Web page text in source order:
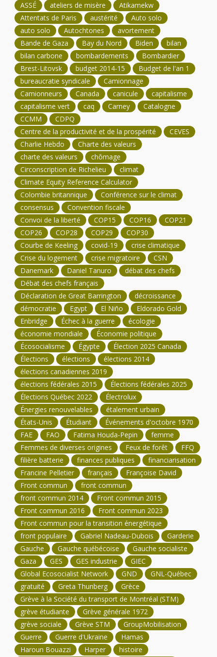
ASSÉ ateliers de misère
Atikamekw
Attentats de Paris
austérité
Auto solo
auto solo
Autochtones
avortement
Bande de Gaza
Bay du Nord Biden
bilan
bilan carbone
bombardements
Bombardier
Brest-Litovsk
budget 2014-15
Budget de l'an 1
bureaucratie syndicale
Camionnage
Camionneurs
Canada canicule
capitalisme
capitalisme vert
caq Carney
Catalogne
CCMM
CDPQ
Centre de la productivité et de la prospérité
CEVES
Charlie Hebdo
Charte des valeurs
charte des valeurs
chômage
Circonscription de Richelieu
climat
Climate Equity Reference Calculator
Colombie britannique
Conférence sur le climat
consensus
Convention fiscale
Convoi de la liberté
COP15 COP16
COP21
COP26
COP28 COP29
COP30
Courbe de Keeling
covid-19
crise climatique
Crise du logement
crise migratoire
CSN
Danemark
Daniel Tanuro
débat des chefs
Débat des chefs français
Déclaration de Great Barrington
décroissance
démocratie
Egypt El Niño
Eldorado Gold
Enbridge
Échec à la guerre
écologie
économie mondiale
Économie politique
Écosocialisme
Égypte
Élection 2025 Canada
Élections
élections
élections 2014
élections canadiennes 2019
élections fédérales 2015
Élections fédérales 2025
Élections Québec 2022
Électrolux
Énergies renouvelables
étalement urbain
États-Unis
Étudiant
Événements d'octobre 1970
FAE
FAO Fatima Houda-Pepin
femme
Femmes de diverses origines
Feux de forêt
FFQ
filière batterie
finances publiques
financiarisation
Francine Pelletier
français
Françoise David
Front commun
front commun
front commun 2014
Front commun 2015
Front commun 2016
Front commun 2023
Front commun pour la transition énergétique
front populaire
Gabriel Nadeau-Dubois
Garderie
Gauche
Gauche québécoise
Gauche socialiste
Gaza
GES GES industrie
GIEC
Global Ecosocialist Network
GND
GNL-Québec
gratuité
Greta Thunberg
Grèce
Grève à la Société du transport de Montréal (STM)
grève étudiante
Grève générale 1972
grève sociale
Grève STM
GroupMobilisation
Guerre
Guerre d'Ukraine
Hamas
Haroun Bouazzi
Harper
histoire